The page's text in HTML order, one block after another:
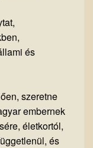
és
szeretne
embernek
életkortól,
és